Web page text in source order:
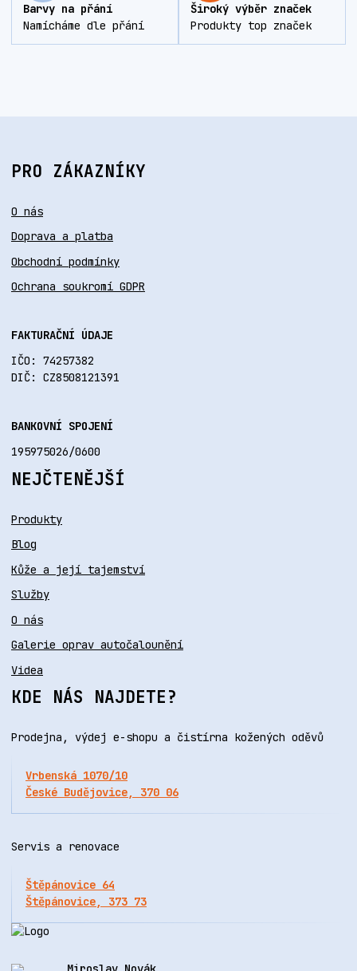
Barvy na přání
Namícháme dle přání
Široký výběr značek
Produkty top značek
PRO ZÁKAZNÍKY
O nás
Doprava a platba
Obchodní podmínky
Ochrana soukromí GDPR
FAKTURAČNÍ ÚDAJE
IČO: 74257382
DIČ: CZ8508121391
BANKOVNÍ SPOJENÍ
195975026/0600
NEJČTENĚJŠÍ
Produkty
Blog
Kůže a její tajemství
Služby
O nás
Galerie oprav autočalounění
Videa
KDE NÁS NAJDETE?
Prodejna, výdej e-shopu a čistírna kožených oděvů
Vrbenská 1070/10
České Budějovice, 370 06
Servis a renovace
Štěpánovice 64
Štěpánovice, 373 73